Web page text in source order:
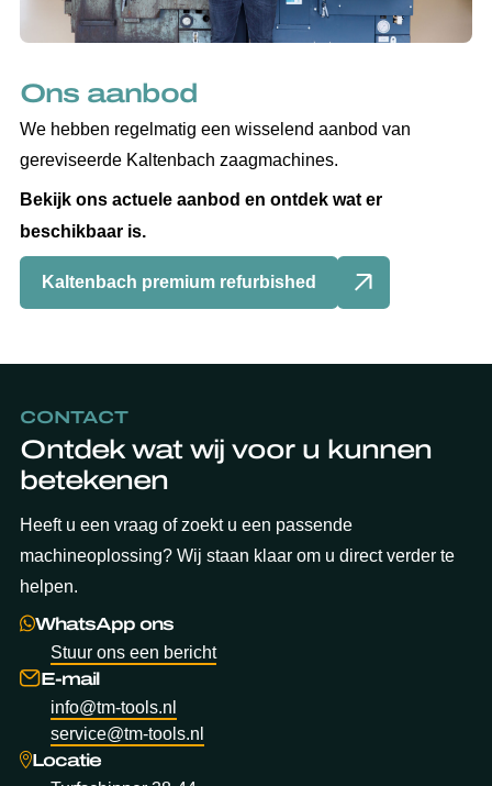
Ons aanbod
We hebben regelmatig een wisselend aanbod van
gereviseerde Kaltenbach zaagmachines.
Bekijk ons actuele aanbod en ontdek wat er
beschikbaar is.
Kaltenbach premium refurbished
CONTACT
Ontdek wat wij voor u kunnen
betekenen
Heeft u een vraag of zoekt u een passende
machineoplossing? Wij staan klaar om u direct verder te
helpen.
WhatsApp ons
Stuur ons een bericht
E-mail
info@tm-tools.nl
service@tm-tools.nl
Locatie